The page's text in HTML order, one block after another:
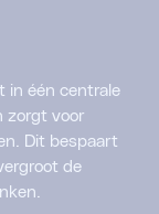
in één centrale
zorgt voor
Dit bespaart
de